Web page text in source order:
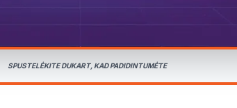
SPUSTELĖKITE DUKART, KAD PADIDINTUMĖTE